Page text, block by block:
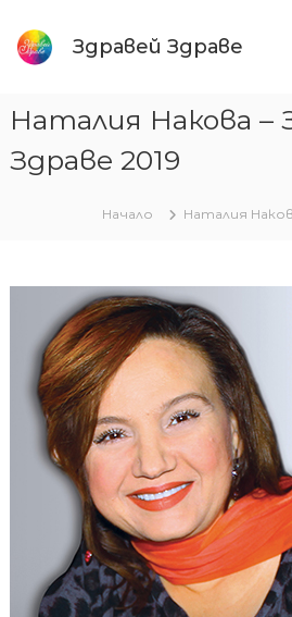
съдържанието
Здравей Здраве
Наталия Накова –
Здраве 2019
Начало Наталия